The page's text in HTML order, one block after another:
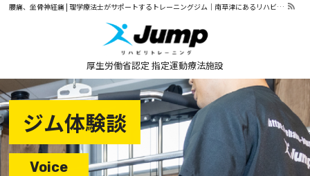
腰痛、坐骨神経痛 | 理学療法士がサポートするトレーニングジム｜南草津にあるリハビリトレーニングJump
厚生労働省認定 指定運動療法施設
ジム体験談
Voice